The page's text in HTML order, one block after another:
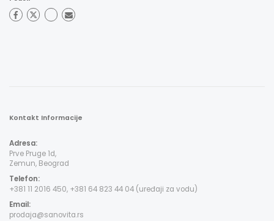
Kontakt Informacije
Adresa:
Prve Pruge 1d,
Zemun, Beograd
Telefon:
+381 11 2016 450, +381 64 823 44 04 (uređaji za vodu)
Email:
prodaja@sanovita.rs